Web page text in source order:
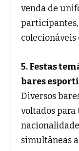
venda de
colecionáveis
5. Festas
bares
Diversos
voltados
simultâneas